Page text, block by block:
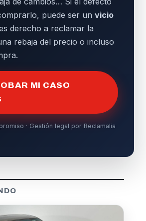
puede ser un vicio
derecho a reclamar la
rebaja del precio o incluso
MI CASO
· Gestión legal por Reclamalia